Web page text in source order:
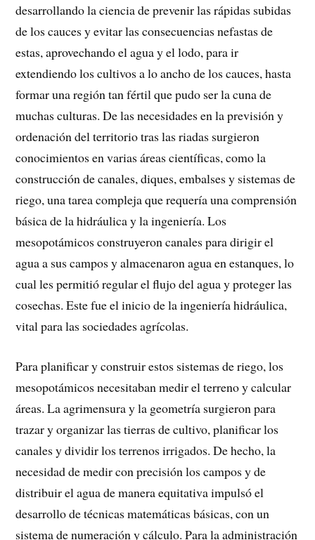
desarrollando la ciencia de prevenir las rápidas subidas
de los cauces y evitar las consecuencias nefastas de
estas, aprovechando el agua y el lodo, para ir
extendiendo los cultivos a lo ancho de los cauces, hasta
formar una región tan fértil que pudo ser la cuna de
muchas culturas. De las necesidades en la previsión y
ordenación del territorio tras las riadas surgieron
conocimientos en varias áreas científicas, como la
construcción de canales, diques, embalses y sistemas de
riego, una tarea compleja que requería una comprensión
básica de la hidráulica y la ingeniería. Los
mesopotámicos construyeron canales para dirigir el
agua a sus campos y almacenaron agua en estanques, lo
cual les permitió regular el flujo del agua y proteger las
cosechas. Este fue el inicio de la ingeniería hidráulica,
vital para las sociedades agrícolas.
Para planificar y construir estos sistemas de riego, los
mesopotámicos necesitaban medir el terreno y calcular
áreas. La agrimensura y la geometría surgieron para
trazar y organizar las tierras de cultivo, planificar los
canales y dividir los terrenos irrigados. De hecho, la
necesidad de medir con precisión los campos y de
distribuir el agua de manera equitativa impulsó el
desarrollo de técnicas matemáticas básicas, con un
sistema de numeración y cálculo. Para la administración